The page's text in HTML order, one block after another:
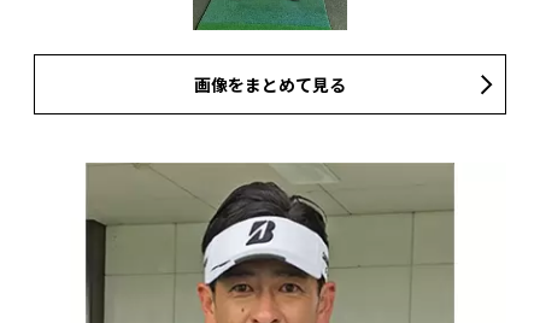
画像をまとめて見る